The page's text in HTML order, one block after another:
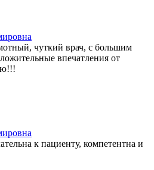
чуткий врач, с большим
впечатления от
к пациенту, компетентна и